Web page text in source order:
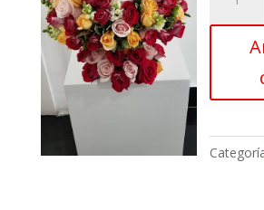
Rosas
Variadas